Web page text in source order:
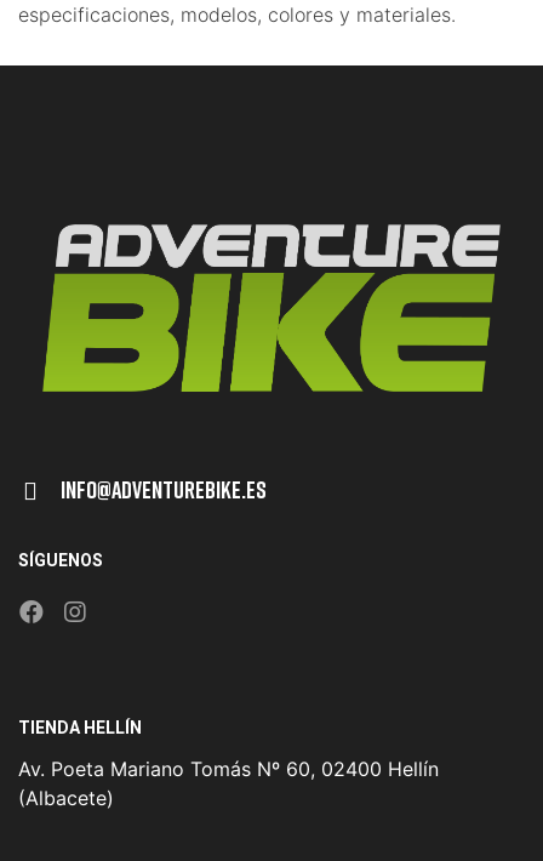
especificaciones, modelos, colores y materiales.
Info@adventurebike.es
SÍGUENOS
TIENDA HELLÍN
Av. Poeta Mariano Tomás Nº 60, 02400 Hellín
(Albacete)